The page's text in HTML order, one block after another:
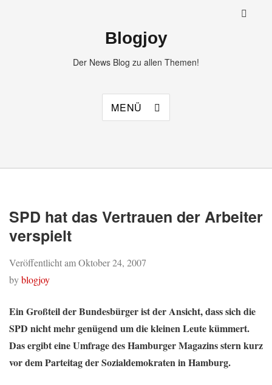
Blogjoy
Der News Blog zu allen Themen!
MENÜ
SPD hat das Vertrauen der Arbeiter
verspielt
Veröffentlicht amOktober 24, 2007
byblogjoy
Ein Großteil der Bundesbürger ist der Ansicht, dass sich die
SPD nicht mehr genügend um die kleinen Leute kümmert.
Das ergibt eine Umfrage des Hamburger Magazins stern kurz
vor dem Parteitag der Sozialdemokraten in Hamburg.